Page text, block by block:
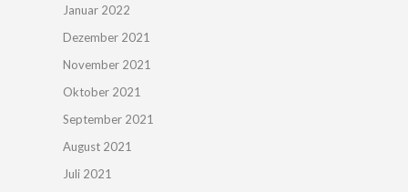
Januar 2022
Dezember 2021
November 2021
Oktober 2021
September 2021
August 2021
Juli 2021